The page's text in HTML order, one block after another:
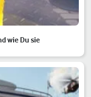
wie Du sie